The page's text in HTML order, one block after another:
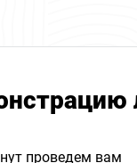
проведем вам